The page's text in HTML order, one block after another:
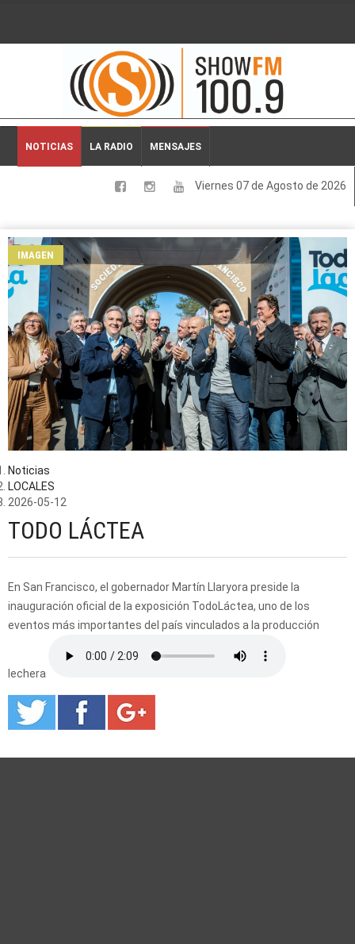
2026-08-07 17:58:01
NOTICIAS LA RADIO MENSAJES
Viernes 07 de Agosto de 2026
LOCALES
DEPORTES
ESPECTACULOS
INTERNACIONALES
IMAGEN
Noticias
LOCALES
2026-05-12
TODO LÁCTEA
En San Francisco, el gobernador Martín Llaryora preside la
inauguración oficial de la exposición TodoLáctea, uno de los
eventos más importantes del país vinculados a la producción
lechera